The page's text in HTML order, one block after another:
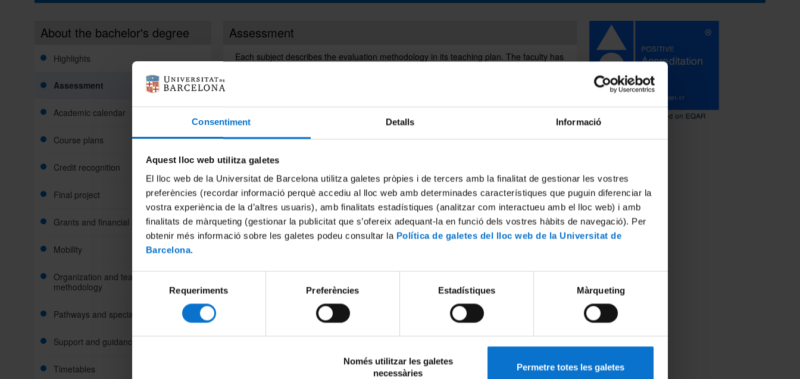
Consentiment Detalls Informació
Aquest lloc web utilitza galetes
El lloc web de la Universitat de Barcelona utilitza galetes pròpies i de tercers amb la finalitat de gestionar les vostres
preferències (recordar informació perquè accediu al lloc web amb determinades característiques que puguin diferenciar la
vostra experiència de la d’altres usuaris), amb finalitats estadístiques (analitzar com interactueu amb el lloc web) i amb
finalitats de màrqueting (gestionar la publicitat que s’ofereix adequant-la en funció dels vostres hàbits de navegació). Per
obtenir més informació sobre les galetes podeu consultar la Política de galetes del lloc web de la Universitat de
Barcelona.
Selecció
consentiment
Requeriments Preferències Estadístiques Màrqueting
Només utilitzar les galetes
necessàries
Permetre totes les galetes
About the bachelor's degree
Highlights
Assessment
Academic calendar
Course plans
Credit recognition
Final project
Grants and financial aid
Mobility
Organization and teaching
methodology
Pathways and specializations
Support and guidance
Timetables
Assessment
Each subject describes the evaluation methodology in its teaching plan. The faculty has
Unique Evaluation Request Document